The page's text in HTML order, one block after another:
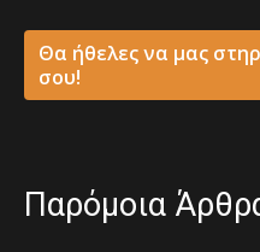
Θα ήθελες να μας
σου!
Παρόμοια